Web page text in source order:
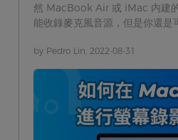
然 MacBook Air 或 iMac 内建
能收錄麥克風音源，但是你還
by Pedro Lin, 2022-08-31